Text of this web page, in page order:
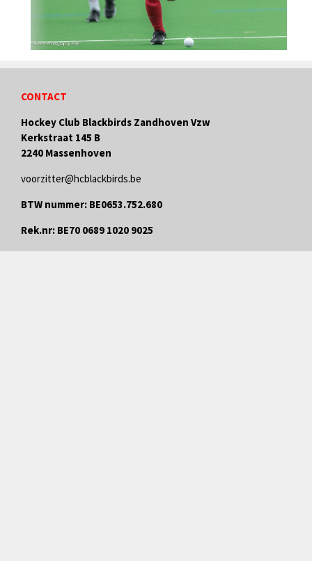
CONTACT
Hockey Club Blackbirds Zandhoven Vzw
Kerkstraat 145 B
2240 Massenhoven
voorzitter@hcblackbirds.be
BTW nummer: BE0653.752.680
Rek.nr: BE70 0689 1020 9025